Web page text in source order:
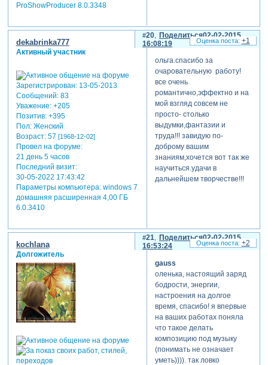
ProShowProducer 8.0.3348
Поделиться
20
02-02-2015
16:08:19
dekabrinka777
Активный участник
Зарегистрирован: 13-05-2013
Сообщений:83
Уважение: +205
Позитив: +395
Пол:Женский
Возраст:57 [1968-12-02]
Провел на форуме:
21 день 5 часов
Последний визит:
30-05-2022 17:43:42
Параметры компьютера:windows 7
домашняя расширенная 4,00 ГБ
6.0.3410
ольга.спасибо за
очаровательную работу!
все очень
романтично,эффектно и на
мой взгляд совсем не
просто- столько
выдумки,фантазии и
труда!!! завидую по-
доброму вашим
знаниям,хочется вот так же
научиться.удачи в
дальнейшем творчестве!!!
+1
Поделиться
21
02-02-2015
16:53:24
kochlana
Долгожитель
gauss
оленька, настоящий заряд
бодрости, энергии,
настроения на долгое
время, спасибо! я впервые
на ваших работах поняла
что такое делать
композицию под музыку
(понимать не означает
уметь)))). так ловко
+2